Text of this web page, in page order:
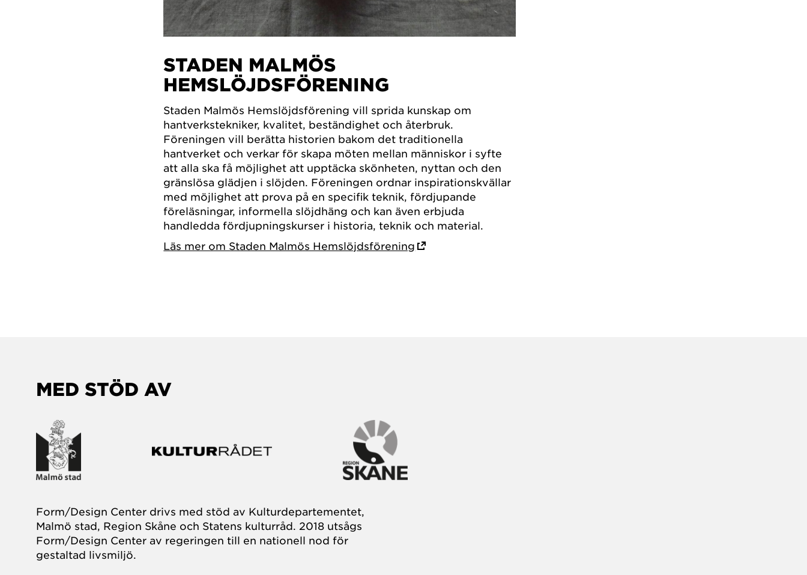
STADEN MALMÖS
HEMSLÖJDSFÖRENING
Staden Malmös Hemslöjdsförening vill sprida kunskap om
hantverkstekniker, kvalitet, beständighet och återbruk.
Föreningen vill berätta historien bakom det traditionella
hantverket och verkar för skapa möten mellan människor i syfte
att alla ska få möjlighet att upptäcka skönheten, nyttan och den
gränslösa glädjen i slöjden. Föreningen ordnar inspirationskvällar
med möjlighet att prova på en specifik teknik, fördjupande
föreläsningar, informella slöjdhäng och kan även erbjuda
handledda fördjupningskurser i historia, teknik och material.
Läs mer om Staden Malmös Hemslöjdsförening
MED STÖD AV
Form/Design Center drivs med stöd av Kulturdepartementet,
Malmö stad, Region Skåne och Statens kulturråd. 2018 utsågs
Form/Design Center av regeringen till en nationell nod för
gestaltad livsmiljö.